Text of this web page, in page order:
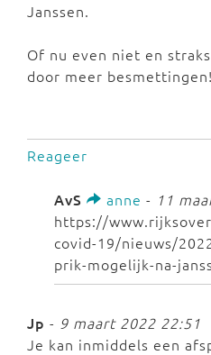
Janssen.
Of nu even niet en
door meer besmettingen!
Reageer
AvS anne - 11
https://
covid-19/nieuws/
prik-mogelijk-na-
Jp - 9 maart 2022 22:51
Je kan inmiddels een